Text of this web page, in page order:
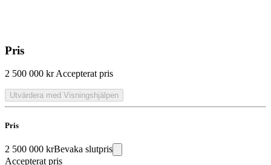
Pris
2 500 000 kr Accepterat pris
Utvärdera med Visningshjälpen
Pris
2 500 000 krBevaka slutpris
Accepterat pris